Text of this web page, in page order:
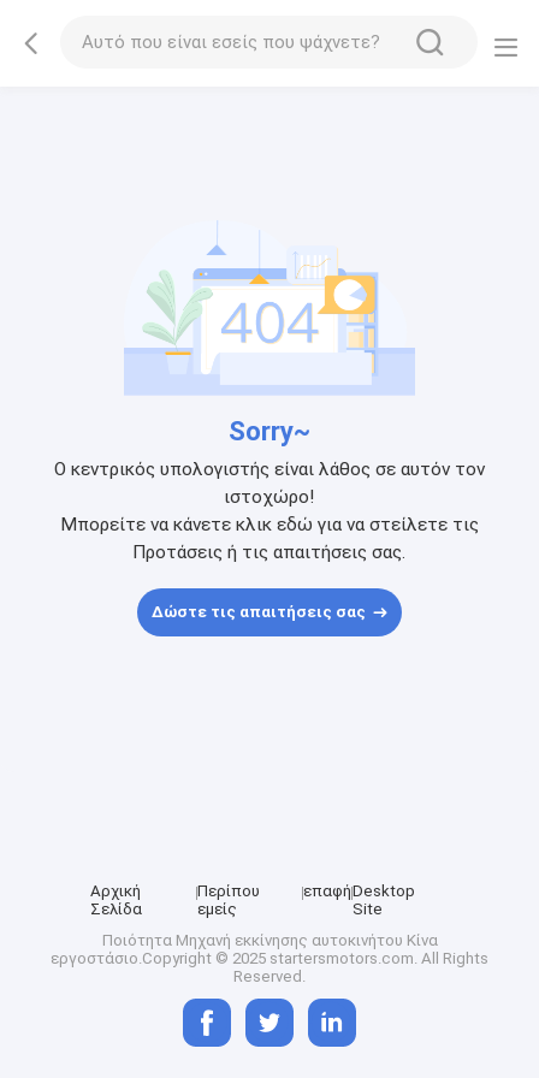
Sorry~
Ο κεντρικός υπολογιστής είναι λάθος σε αυτόν τον
ιστοχώρο!
Μπορείτε να κάνετε κλικ εδώ για να στείλετε τις
Προτάσεις ή τις απαιτήσεις σας.
Δώστε τις απαιτήσεις σας
Αρχική
Σελίδα
Περίπου
εμείς
επαφήDesktop
Site
Ποιότητα Μηχανή εκκίνησης αυτοκινήτου Κίνα
εργοστάσιο.Copyright © 2025 startersmotors.com. All Rights
Reserved.